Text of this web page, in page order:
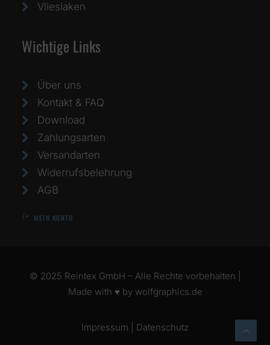
Vlieslaken
Wichtige Links
Über uns
Kontakt & FAQ
Download
Zahlungsarten
Versandarten
Widerrufsbelehrung
AGB
MEIN KONTO
© 2025 Reintex GmbH – Alle Rechte vorbehalten |
Made with ♥ by wolfgraphics.de
Impressum Datenschutz